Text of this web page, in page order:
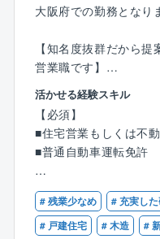
大阪21
（八尾）、いこらも～
※配属先により勤務時
がございます。
【シフト例】
■8：00～17：00
■9：00～18：00
■12：00～21：00
※配属先により、9：00
間）の当直勤務もござ
大阪府での勤務となり
【知名度抜群だから
営業職です】
モデルハウスに来場さ
提案していただきます。
【具体的には】
●住宅に関するご希望
●住宅建設地の敷地調
●住宅ローンのご相談等
来場からお引渡まで、
活かせる経験スキル
【必須】
■住宅営業もしくは不
■普通自動車運転免許
【歓迎】
■何らかの営業経験5年
■宅地建物取引士の資
# 残業少なめ # 充実し
# 戸建住宅
# 木造 #